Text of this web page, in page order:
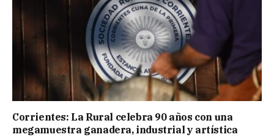
Corrientes: La Rural celebra 90 años con una
megamuestra ganadera, industrial y artística